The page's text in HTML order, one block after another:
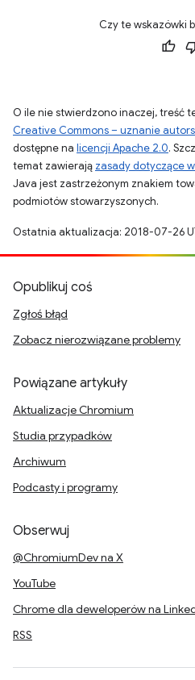
Czy te wskazówki
O ile nie stwierdzono inaczej, treść
Creative Commons – uznanie
dostępne na licencji Apache 2.0.
temat zawierają zasady dotyczące
Java jest zastrzeżonym znakiem
podmiotów stowarzyszonych.
Ostatnia aktualizacja: 2018-07-26
Opublikuj coś
Zgłoś błąd
Zobacz nierozwiązane problemy
Powiązane artykuły
Aktualizacje Chromium
Studia przypadków
Archiwum
Podcasty i programy
Obserwuj
@ChromiumDev na X
YouTube
Chrome dla deweloperów na
RSS